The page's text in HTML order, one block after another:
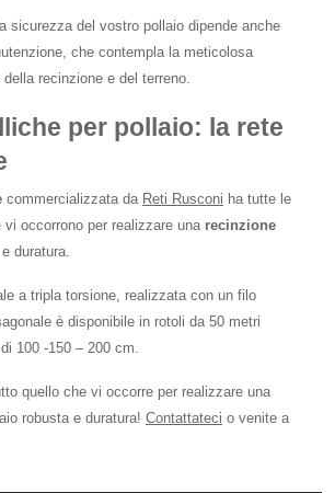
sicurezza del vostro pollaio dipende anche
che contempla la meticolosa
recinzione e del terreno.
per pollaio: la rete
commercializzata da Reti Rusconi ha tutte le
occorrono per realizzare una recinzione
duratura.
a tripla torsione, realizzata con un filo
è disponibile in rotoli da 50 metri
di 100 -150 – 200 cm.
quello che vi occorre per realizzare una
robusta e duratura! Contattateci o venite a